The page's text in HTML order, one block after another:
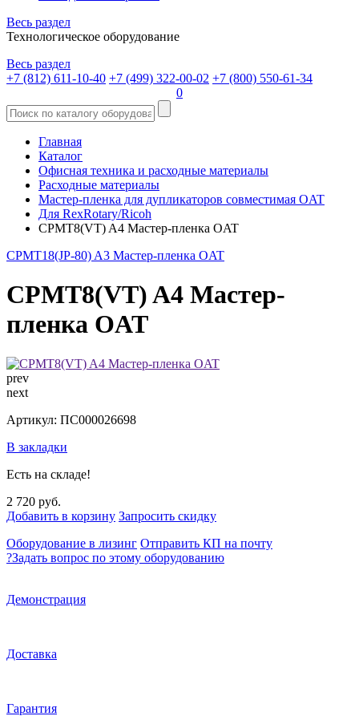
Весь раздел
Технологическое оборудование
Весь раздел
+7 (812) 611-10-40 +7 (499) 322-00-02 +7 (800) 550-61-34
0
Главная
Каталог
Офисная техника и расходные материалы
Расходные материалы
Мастер-пленка для дупликаторов совместимая OAT
Для RexRotary/Ricoh
CPMT8(VT) A4 Мастер-пленка OAT
CPMT18(JP-80) A3 Мастер-пленка OAT
CPMT8(VT) A4 Мастер-
пленка OAT
prev
next
Артикул: ПС000026698
В закладки
Есть на складе!
2 720 руб.
Добавить в корзину Запросить скидку
Оборудование в лизинг Отправить КП на почту
?Задать вопрос по этому оборудованию
Демонстрация
Доставка
Гарантия